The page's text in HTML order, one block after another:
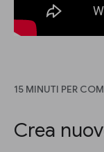
15 MINUTI PER
Crea